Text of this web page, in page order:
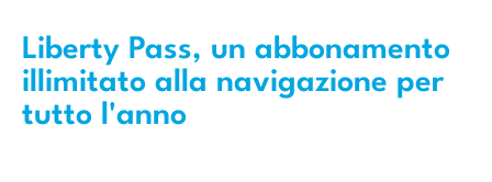
Liberty Pass, un abbonamento
illimitato alla navigazione per
tutto l'anno